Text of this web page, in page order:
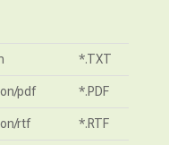
*.TXT
pdf *.PDF
rtf *.RTF